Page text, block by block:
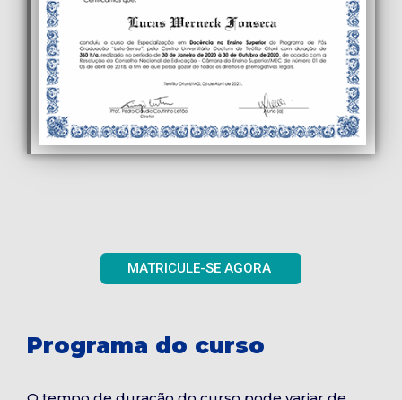
MATRICULE-SE AGORA
Programa do curso